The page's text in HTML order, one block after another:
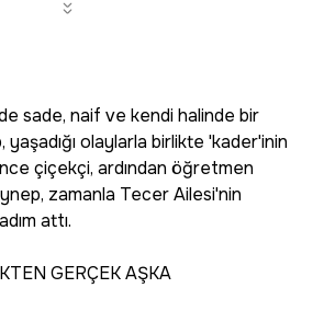
sade, naif ve kendi halinde bir
olaylarla birlikte 'kader'inin
çiçekçi, ardından öğretmen
zamanla Tecer Ailesi'nin
attı.
GERÇEK AŞKA